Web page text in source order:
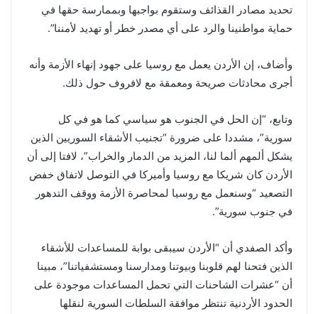
تحديد مصادر القذائف وستقوم بواجبها وبممارسة حقها في
حماية مواطنينا والرد على أي مصدر خطر أو تهديد لأمننا”.
وأضاف، إن الأردن يعمل مع روسيا على جهود إنهاء الأزمة وأنه
أجرى محادثات صريحة ومعمقة مع لافروف حول ذلك.
وتابع، “إن الحل في الجنوب هو سياسي كما هو في كل
سورية”، مشددا على ضرورة “تجنيب الأشقاء السوريين الذين
يشكل ألمهم ألما لنا، المزيد من الدمار والخراب”، لافتا إلى أن
الأردن كان شريكا مع روسيا وأميركا في التوصل لاتفاق خفض
التصعيد “وسنعمل مع روسيا لمحاصرة الأزمة ووقف التدهور
في جنوب سورية”.
وأكد الصفدي أن “الأردن سيبقى بوابة للمساعدات للأشقاء
الذين فتحنا لهم قلوبنا وبيوتنا ومدارسنا ومستشفياتنا”، مبينا
أن “عشرات الشاحنات التي تحمل المساعدات موجودة على
الحدود الأردنية تنتظر موافقة السلطات السورية لنقلها